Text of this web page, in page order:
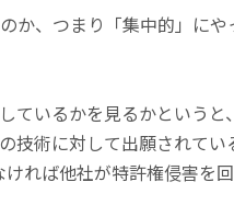
か、つまり「集中的」にや
ているかを見るかというと
技術に対して出願されてい
れば他社が特許権侵害を